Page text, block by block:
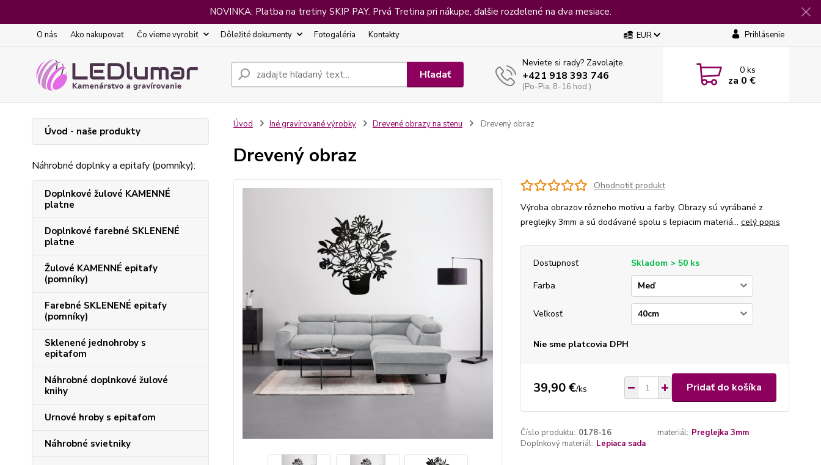
NOVINKA: Platba na tretiny SKIP PAY. Prvá Tretina pri nákupe, ďalšie rozdelené na dva mesiace.
O nás Ako nakupovať Čo vieme vyrobiť Dôležité dokumenty Fotogaléria Kontakty EUR Prihlásenie
Hľadať
Neviete si rady? Zavolajte.
+421 918 393 746
(Po-Pia, 8-16 hod.)
0ks
za 0 €
Úvod - naše produkty
Náhrobné doplnky a epitafy (pomníky):
Doplnkové žulové KAMENNÉ
platne
Doplnkové farebné SKLENENÉ
platne
Žulové KAMENNÉ epitafy
(pomníky)
Farebné SKLENENÉ epitafy
(pomníky)
Sklenené jednohroby s
epitafom
Náhrobné doplnkové žulové
knihy
Urnové hroby s epitafom
Náhrobné svietniky
Úvod Iné gravírované výrobky Drevené obrazy na stenu Drevený obraz
Drevený obraz
Ohodnotiť produkt
Výroba obrazov rôzneho motívu a farby. Obrazy sú vyrábané z
preglejky 3mm a sú dodávané spolu s lepiacim materiá... celý popis
Dostupnosť
Skladom > 50 ks
Farba
Veľkosť
Nie sme platcovia DPH
39,90 €/ks Pridať do košíka
Číslo produktu: 0178-16 materiál: Preglejka 3mm
Doplnkový materiál: Lepiaca sada